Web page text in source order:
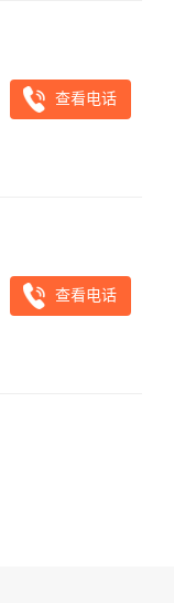
查看电话
查看电话